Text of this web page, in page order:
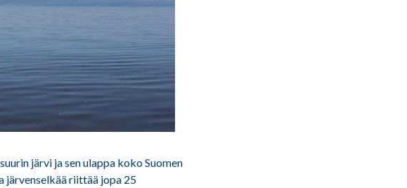
järvi ja sen ulappa koko Suomen
järvenselkää riittää jopa 25